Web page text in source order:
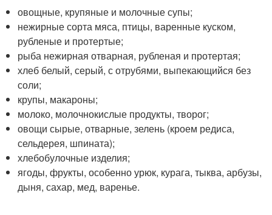
овощные, крупяные и молочные супы;
нежирные сорта мяса, птицы, варенные куском,
рубленые и протертые;
рыба нежирная отварная, рубленая и протертая;
хлеб белый, серый, с отрубями, выпекающийся без
соли;
крупы, макароны;
молоко, молочнокислые продукты, творог;
овощи сырые, отварные, зелень (кроем редиса,
сельдерея, шпината);
хлебобулочные изделия;
ягоды, фрукты, особенно урюк, курага, тыква, арбузы,
дыня, сахар, мед, варенье.